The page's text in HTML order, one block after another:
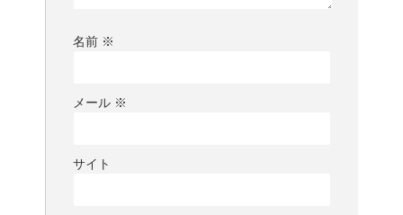
名前 ※
メール ※
サイト